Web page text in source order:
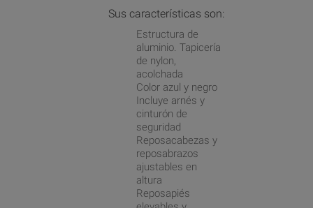
Sus características son:
Estructura de
aluminio. Tapicería
de nylon,
acolchada
Color azul y negro
Incluye arnés y
cinturón de
seguridad
Reposacabezas y
reposabrazos
ajustables en
altura
Reposapiés